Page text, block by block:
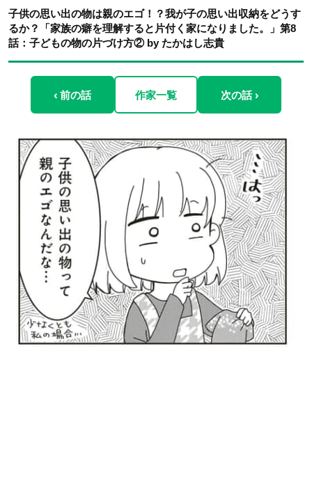
子供の思い出の物は親のエゴ！？我が子の思い出収納をどうす
るか？「家族の癖を理解すると片付く家になりました。」第8
話：子どもの物の片づけ方② by たかはし志貴
‹ 前の話 作家一覧 次の話 ›